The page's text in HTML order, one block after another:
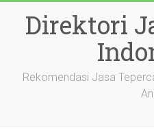
contentDirektori
Rekomendasi Jasa